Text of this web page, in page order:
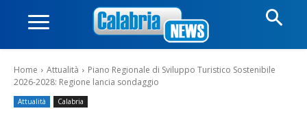
Home Attualità
Piano Regionale di Sviluppo Turistico Sostenibile
2026-2028: Regione lancia sondaggio
Attualità Calabria